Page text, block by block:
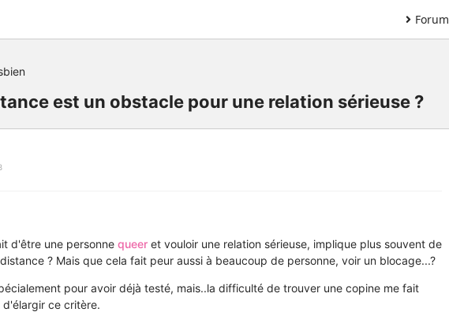
Forum
est un obstacle pour une relation sérieuse ?
d'être une personne queer et vouloir une relation sérieuse, implique plus souvent de
? Mais que cela fait peur aussi à beaucoup de personne, voir un blocage...?
pour avoir déjà testé, mais..la difficulté de trouver une copine me fait
ce critère.